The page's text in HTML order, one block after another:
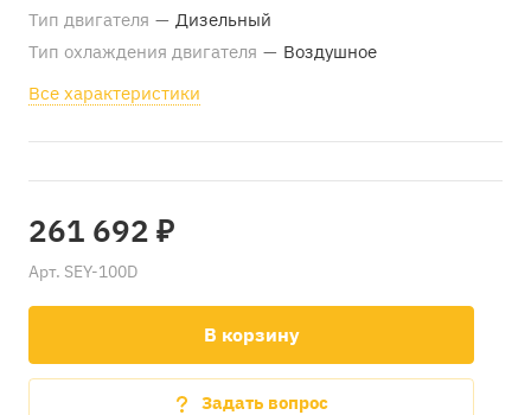
Тип двигателя — Дизельный
Тип охлаждения двигателя — Воздушное
Все характеристики
261 692 ₽
Арт. SEY-100D
В корзину
Задать вопрос